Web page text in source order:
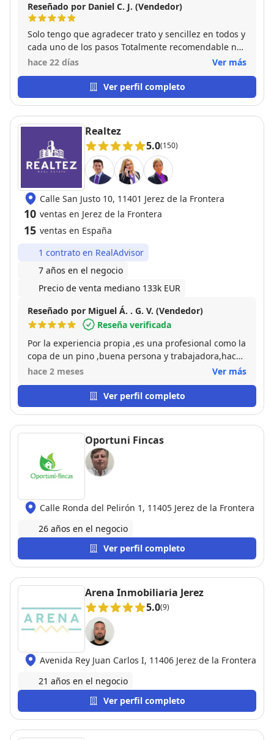
Reseñado por Daniel C. J. (Vendedor)
Solo tengo que agradecer trato y sencillez en todos y
cada uno de los pasos Totalmente recomendable no
tengáis ningún tipo de duda son los mejores En mi
tiempo nos mantuvo informado y todo muy fácil y
simple 100% recomendable
hace 22 días Ver más
Ver perfil completo
Realtez
5.0(150)
Calle San Justo 10, 11401 Jerez de la Frontera
10 ventas en Jerez de la Frontera
15 ventas en España
1 contrato en RealAdvisor
7 años en el negocio
Precio de venta mediano 133k EUR
Reseñado por Miguel Á. . G. V. (Vendedor)
Reseña verificada
Por la experiencia propia ,es una profesional como la
copa de un pino ,buena persona y trabajadora,hace
todo lo que está en su mano para la venta de la
hace 2 meses Ver más
Ver perfil completo
Oportuni Fincas
Calle Ronda del Pelirón 1, 11405 Jerez de la Frontera
26 años en el negocio
Ver perfil completo
Arena Inmobiliaria Jerez
5.0(9)
Avenida Rey Juan Carlos I, 11406 Jerez de la Frontera
21 años en el negocio
Ver perfil completo